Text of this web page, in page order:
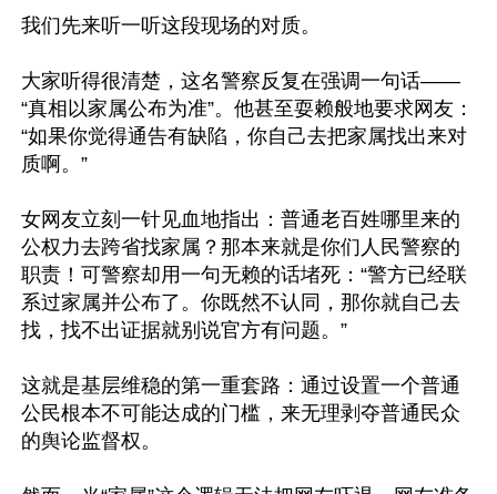
我们先来听一听这段现场的对质。
大家听得很清楚，这名警察反复在强调一句话——
“真相以家属公布为准”。他甚至耍赖般地要求网友：
“如果你觉得通告有缺陷，你自己去把家属找出来对
质啊。”
女网友立刻一针见血地指出：普通老百姓哪里来的
公权力去跨省找家属？那本来就是你们人民警察的
职责！可警察却用一句无赖的话堵死：“警方已经联
系过家属并公布了。你既然不认同，那你就自己去
找，找不出证据就别说官方有问题。”
这就是基层维稳的第一重套路：通过设置一个普通
公民根本不可能达成的门槛，来无理剥夺普通民众
的舆论监督权。